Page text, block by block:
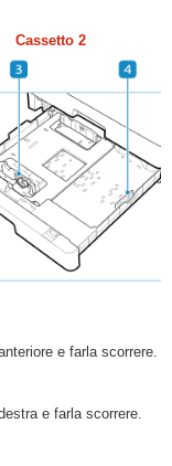
Cassetto 2
e farla scorrere.
e farla scorrere.